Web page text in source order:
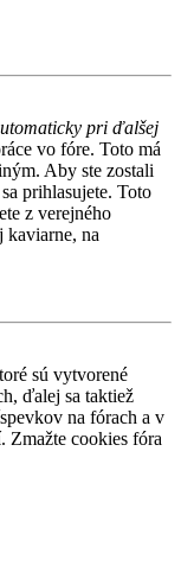
pri ďalšej
vo fóre. Toto má
Aby ste zostali
prihlasujete. Toto
z verejného
kaviarne, na
sú vytvorené
ďalej sa taktiež
na fórach a v
Zmažte cookies fóra